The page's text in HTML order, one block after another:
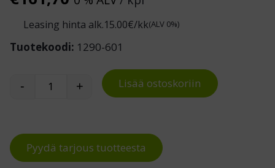
Leasing hinta alk.15.00€/kk(ALV 0%)
Tuotekoodi: 1290-601
Betoniporsas määrä
- + Lisää ostoskoriin
Pyydä tarjous tuotteesta